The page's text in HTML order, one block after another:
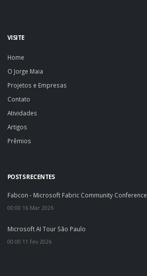
VISITE
Home
O Jorge Maia
Projetos e Empresas
Contato
Atividades
Artigos
Prêmios
POSTS RECENTES
Fabcon - Microsoft Fabric Community Conference
00:00 16 Mar 2026
Microsoft AI Tour São Paulo
00:00 11 Fev 2026